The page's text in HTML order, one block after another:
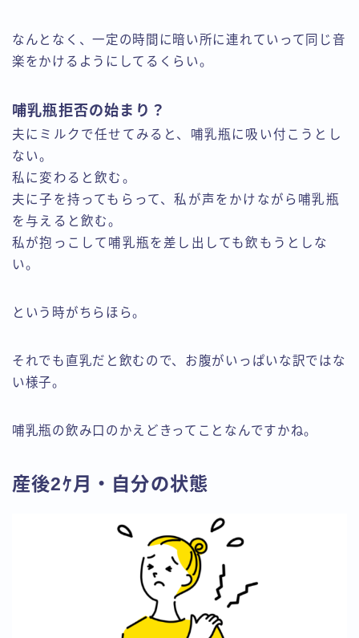
なんとなく、一定の時間に暗い所に連れていって同じ音
楽をかけるようにしてるくらい。
哺乳瓶拒否の始まり？
夫にミルクで任せてみると、哺乳瓶に吸い付こうとし
ない。
私に変わると飲む。
夫に子を持ってもらって、私が声をかけながら哺乳瓶
を与えると飲む。
私が抱っこして哺乳瓶を差し出しても飲もうとしな
い。
という時がちらほら。
それでも直乳だと飲むので、お腹がいっぱいな訳ではな
い様子。
哺乳瓶の飲み口のかえどきってことなんですかね。
産後2ｹ月・自分の状態